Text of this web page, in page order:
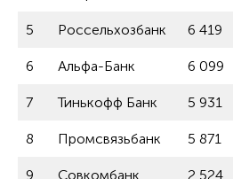
5 Россельхозбанк 6 419
6 Альфа-Банк 6 099
7 Тинькофф Банк 5 931
8 Промсвязьбанк 5 871
9 Совкомбанк 2 524